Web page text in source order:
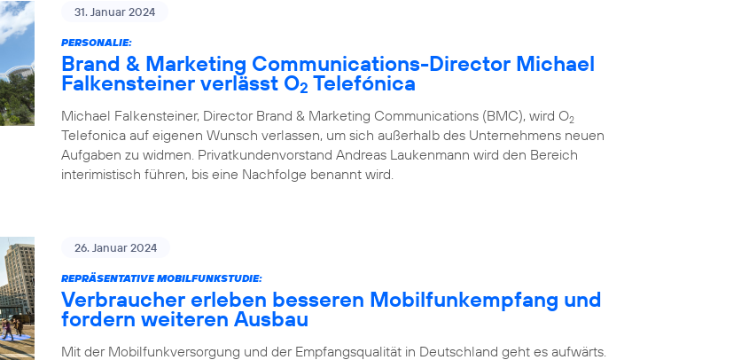
31. Januar 2024
PERSONALIE:
Brand & Marketing Communications-Director Michael
Falkensteiner verlässt O2 Telefónica
Michael Falkensteiner, Director Brand & Marketing Communications (BMC), wird O2
Telefonica auf eigenen Wunsch verlassen, um sich außerhalb des Unternehmens neuen
Aufgaben zu widmen. Privatkundenvorstand Andreas Laukenmann wird den Bereich
interimistisch führen, bis eine Nachfolge benannt wird.
26. Januar 2024
REPRÄSENTATIVE MOBILFUNKSTUDIE:
Verbraucher erleben besseren Mobilfunkempfang und
fordern weiteren Ausbau
Mit der Mobilfunkversorgung und der Empfangsqualität in Deutschland geht es aufwärts.